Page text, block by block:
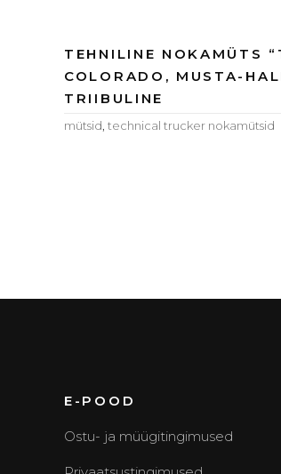
TEHNILINE NOKAMÜTS
COLORADO, MUSTA-
TRIIBULINE
mütsid technical trucker nokamütsid
E-POOD
Ostu- ja müügitingimused